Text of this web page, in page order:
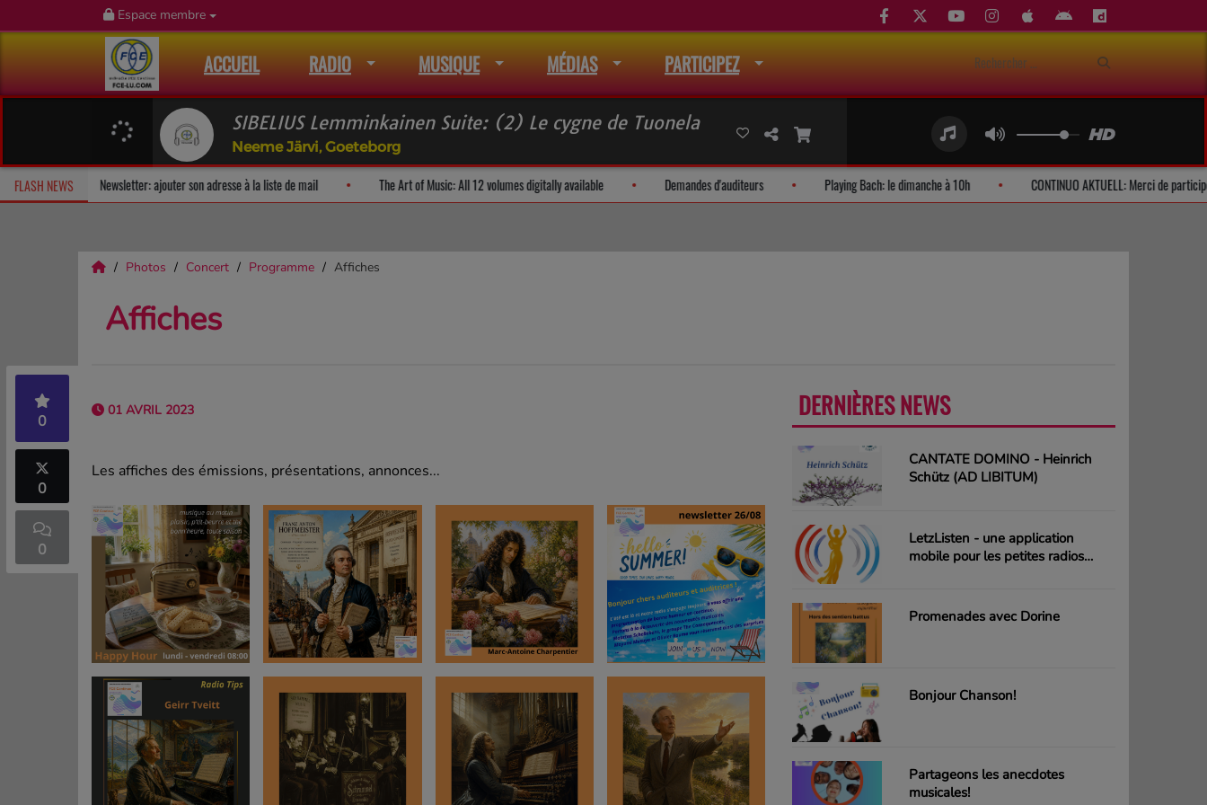
Espace membre
ACCUEIL RADIO MUSIQUE MÉDIAS PARTICIPEZ
SIBELIUS Lemminkainen Suite: (2) Le cygne de Tuonela
Neeme Järvi, Goeteborg
FLASH NEWS
Fan Releases & Merch Newsletter: ajouter son adresse à la liste de mail The Art of Music: All 12 volumes digitally available Demandes d'auditeurs Playing Bach: le dimanche à 10h CONTINUO
Photos Concert Programme Affiches
Affiches
0
0
0
01 AVRIL 2023
Les affiches des émissions, présentations, annonces...
DERNIÈRES NEWS
CANTATE DOMINO - Heinrich
Schütz (AD LIBITUM)
LetzListen - une application
mobile pour les petites radios
Promenades avec Dorine
Bonjour Chanson!
Partageons les anecdotes
musicales!